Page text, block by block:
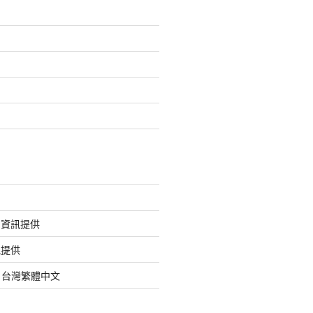
訊提供
供
灣繁體中文